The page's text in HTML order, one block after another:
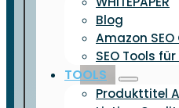
Blog
Amazon
SEO Tools
TOOLS
Produkttitel